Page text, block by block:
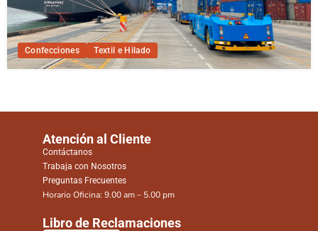
Confecciones Textil e Hilado
Atención al Cliente
Contáctanos
Trabaja con Nosotros
Preguntas Frecuentes
Horario Oficina: 9.00 am – 5.00 pm
Libro de Reclamaciones